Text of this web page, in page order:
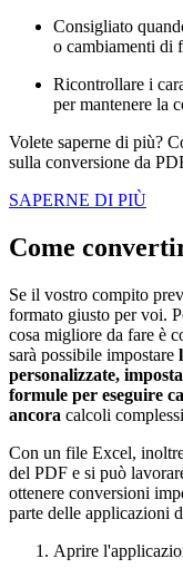
Consigliato
o cambiamenti di
Ricontrollare i
per mantenere la
Volete saperne di più?
sulla conversione da
SAPERNE DI PIÙ
Come
Se il vostro compito
formato giusto per voi.
cosa migliore da fare è
sarà possibile impostare
personalizzate,
formule per eseguire
ancora calcoli
Con un file Excel,
del PDF e si può
ottenere conversioni
parte delle applicazioni
Aprire